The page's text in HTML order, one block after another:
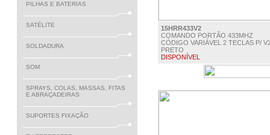
PILHAS E BATERIAS
SATÉLITE
SOLDADURA
SOM
SPRAYS, COLAS, MASSAS, FITAS
E ABRAÇADEIRAS
SUPORTES FIXAÇÃO
15HRR433V2
COMANDO PORTÃO 433MHZ
CÓDIGO VARIÁVEL 2 TECLAS P/
PRETO
DISPONÍVEL